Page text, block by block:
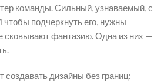
команды. Сильный, узнаваемый, с
подчеркнуть его, нужны
сковывают фантазию. Одна из них —
дизайны без границ: